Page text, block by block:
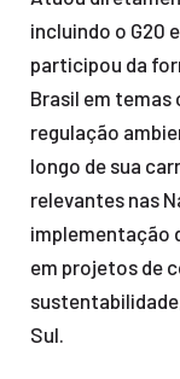
incluindo o G20
participou da
Brasil em
regulação
longo de sua
relevantes nas
implementação
em projetos de
Sul.